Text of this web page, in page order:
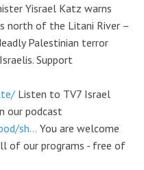
Yisrael Katz warns
north of the Litani River –
Palestinian terror
Support
Listen to TV7 Israel
our podcast
sh... You are welcome
of our programs - free of